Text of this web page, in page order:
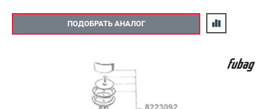
ПОДОБРАТЬ АНАЛОГ